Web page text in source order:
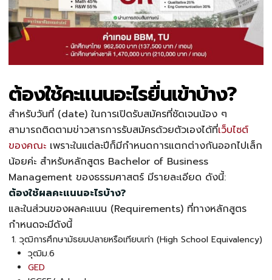
ต้องใช้คะแนนอะไรยื่นเข้าบ้าง?
สำหรับวันที่ (date) ในการเปิดรับสมัครที่ชัดเจนน้อง ๆ
สามารถติดตามข่าวสารการรับสมัครด้วยตัวเองได้ที่เว็บไซต์
ของคณะ เพราะในแต่ละปีก็มีกำหนดการแตกต่างกันออกไปเล็ก
น้อยค่ะ สำหรับหลักสูตร Bachelor of Business
Management ของธรรมศาสตร์ มีรายละเอียด ดังนี้:
ต้องใช้ผลคะแนนอะไรบ้าง?
และในส่วนของผลคะแนน (Requirements) ที่ทางหลักสูตร
กำหนดจะมีดังนี้
วุฒิการศึกษามัธยมปลายหรือเทียบเท่า (High School Equivalency)
วุฒิม.6
GED